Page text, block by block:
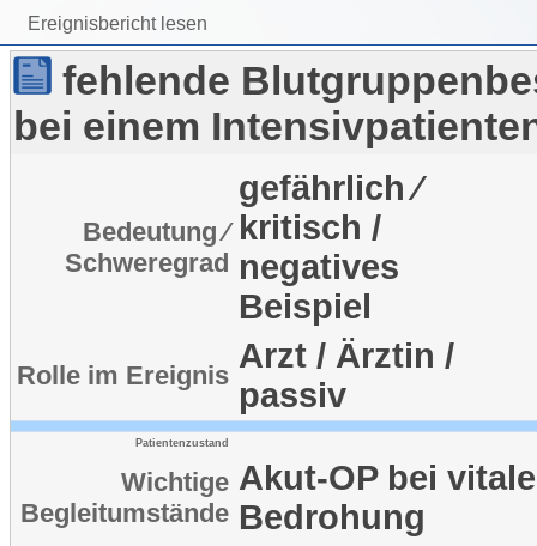
Ereignisbericht lesen
fehlende
bei einem
Bedeutung ⁄
Schweregrad
gefährlich ⁄
kritisch /
negatives
Beispiel
Rolle im Ereignis
Arzt / Ärztin /
passiv
Patientenzustand
Wichtige
Begleitumstände
Akut-OP bei
Bedrohung